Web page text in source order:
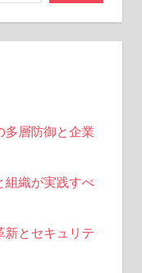
多層防御と企業
組織が実践すべ
新とセキュリテ